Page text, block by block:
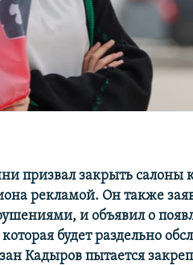
призвал закрыть
рекламой. Он также
и объявил о
будет раздельно
Кадыров пытается